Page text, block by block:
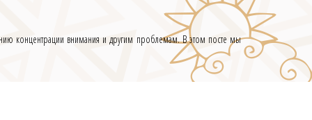
концентрации внимания и другим проблемам. В этом посте мы